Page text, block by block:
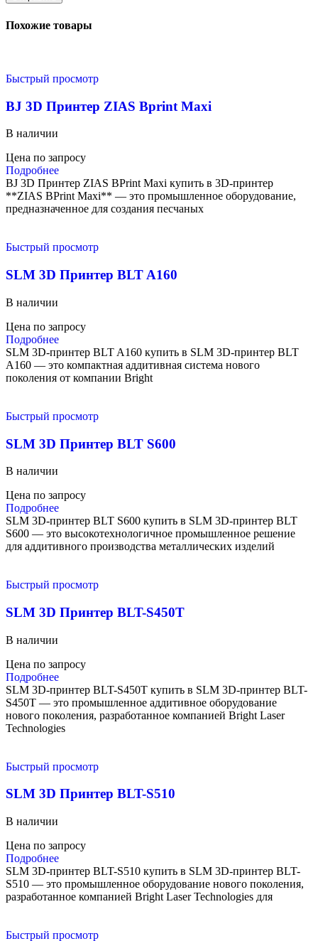
Похожие товары
Быстрый просмотр
BJ 3D Принтер ZIAS Bprint Maxi
В наличии
Цена по запросу
Подробнее
BJ 3D Принтер ZIAS BPrint Maxi купить в 3D-принтер
**ZIAS BPrint Maxi** — это промышленное оборудование,
предназначенное для создания песчаных
Быстрый просмотр
SLM 3D Принтер BLT A160
В наличии
Цена по запросу
Подробнее
SLM 3D-принтер BLT A160 купить в SLM 3D-принтер BLT
A160 — это компактная аддитивная система нового
поколения от компании Bright
Быстрый просмотр
SLM 3D Принтер BLT S600
В наличии
Цена по запросу
Подробнее
SLM 3D-принтер BLT S600 купить в SLM 3D-принтер BLT
S600 — это высокотехнологичное промышленное решение
для аддитивного производства металлических изделий
Быстрый просмотр
SLM 3D Принтер BLT-S450T
В наличии
Цена по запросу
Подробнее
SLM 3D-принтер BLT-S450T купить в SLM 3D-принтер BLT-
S450T — это промышленное аддитивное оборудование
нового поколения, разработанное компанией Bright Laser
Technologies
Быстрый просмотр
SLM 3D Принтер BLT-S510
В наличии
Цена по запросу
Подробнее
SLM 3D-принтер BLT-S510 купить в SLM 3D-принтер BLT-
S510 — это промышленное оборудование нового поколения,
разработанное компанией Bright Laser Technologies для
Быстрый просмотр